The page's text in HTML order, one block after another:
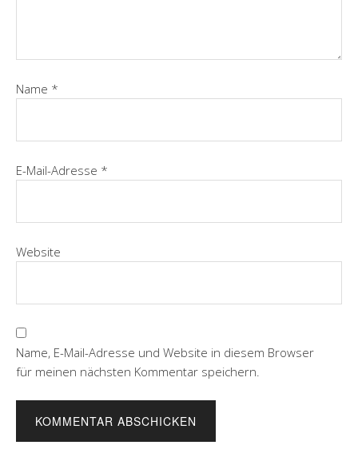
Name *
E-Mail-Adresse *
Website
Name, E-Mail-Adresse und Website in diesem Browser
für meinen nächsten Kommentar speichern.